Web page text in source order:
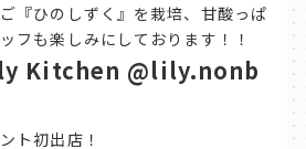
『ひのしずく』を栽培、甘酸っぱ
フも楽しみにしております！！
Kitchen @lily.nonb
ト初出店！